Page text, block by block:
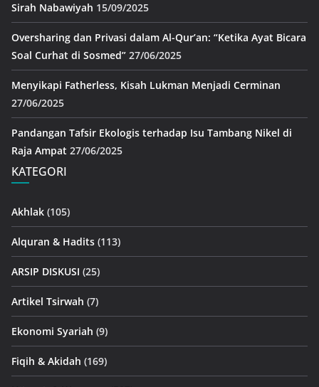
Sirah Nabawiyah 15/09/2025
Oversharing dan Privasi dalam Al-Qur’an: “Ketika Ayat Bicara
Soal Curhat di Sosmed” 27/06/2025
Menyikapi Fatherless, Kisah Lukman Menjadi Cerminan
27/06/2025
Pandangan Tafsir Ekologis terhadap Isu Tambang Nikel di
Raja Ampat 27/06/2025
KATEGORI
Akhlak (105)
Alquran & Hadits (113)
ARSIP DISKUSI (25)
Artikel Tsirwah (7)
Ekonomi Syariah (9)
Fiqih & Akidah (169)